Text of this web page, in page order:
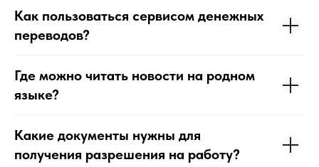
Как пользоваться сервисом денежных
переводов?
Где можно читать новости на родном
языке?
Какие документы нужны для
получения разрешения на работу?